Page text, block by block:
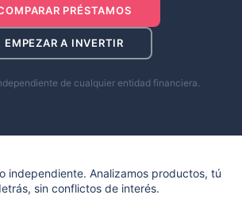
PRÉSTAMOS
EMPEZAR A INVERTIR
de cualquier entidad financiera.
independiente. Analizamos productos, tú
sin conflictos de interés.